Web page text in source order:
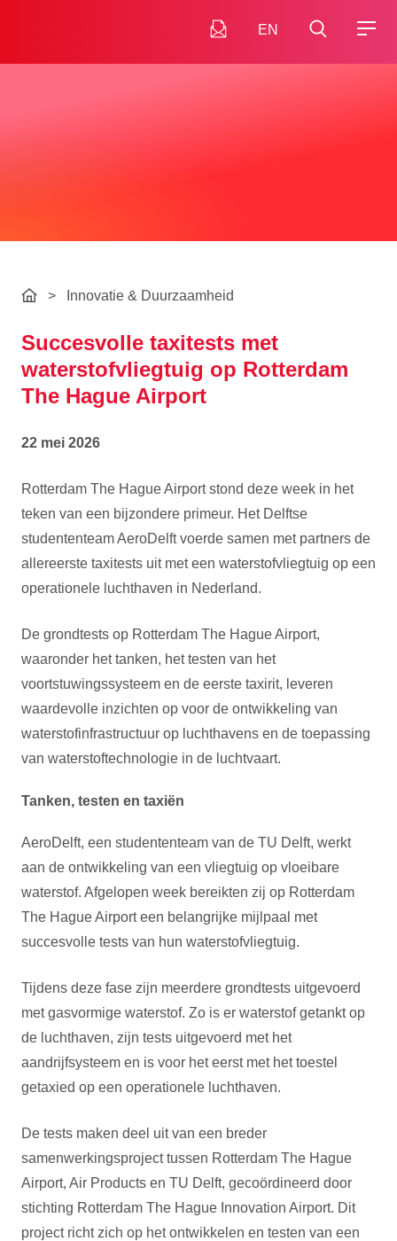
EN
> Innovatie & Duurzaamheid
Succesvolle taxitests met
waterstofvliegtuig op Rotterdam
The Hague Airport
22 mei 2026
Rotterdam The Hague Airport stond deze week in het
teken van een bijzondere primeur. Het Delftse
studententeam AeroDelft voerde samen met partners de
allereerste taxitests uit met een waterstofvliegtuig op een
operationele luchthaven in Nederland.
De grondtests op Rotterdam The Hague Airport,
waaronder het tanken, het testen van het
voortstuwingssysteem en de eerste taxirit, leveren
waardevolle inzichten op voor de ontwikkeling van
waterstofinfrastructuur op luchthavens en de toepassing
van waterstoftechnologie in de luchtvaart.
Tanken, testen en taxiën
AeroDelft, een studententeam van de TU Delft, werkt
aan de ontwikkeling van een vliegtuig op vloeibare
waterstof. Afgelopen week bereikten zij op Rotterdam
The Hague Airport een belangrijke mijlpaal met
succesvolle tests van hun waterstofvliegtuig.
Tijdens deze fase zijn meerdere grondtests uitgevoerd
met gasvormige waterstof. Zo is er waterstof getankt op
de luchthaven, zijn tests uitgevoerd met het
aandrijfsysteem en is voor het eerst met het toestel
getaxied op een operationele luchthaven.
De tests maken deel uit van een breder
samenwerkingsproject tussen Rotterdam The Hague
Airport, Air Products en TU Delft, gecoördineerd door
stichting Rotterdam The Hague Innovation Airport. Dit
project richt zich op het ontwikkelen en testen van een